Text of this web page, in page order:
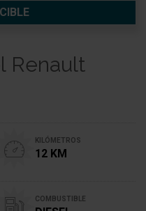
Renault
KILÓMETROS
12 KM
COMBUSTIBLE